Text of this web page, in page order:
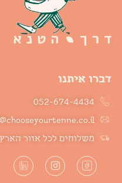
דברו איתנו
052-674-4434
משלוחים לכל אזור הארץ